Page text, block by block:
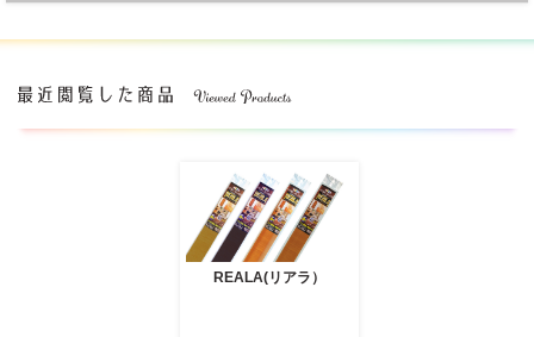
REALA(リアラ）